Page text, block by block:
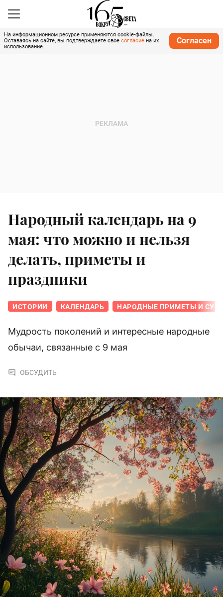
На информационном ресурсе применяются cookie-файлы.
Оставаясь на сайте, вы подтверждаете свое согласие на их
использование.
Согласен
Народный календарь на 9
мая: что можно и нельзя
делать, приметы и
праздники
ИСТОРИИ КАЛЕНДАРЬ НАРОДНЫЕ ПРИМЕТЫ И
Мудрость поколений и интересные народные
обычаи, связанные с 9 мая
ОБСУДИТЬ